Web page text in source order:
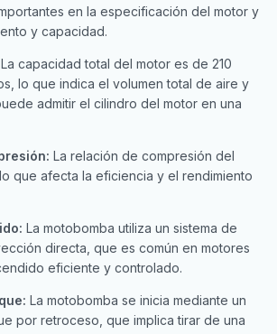
en la especificación del motor y
y capacidad.
La capacidad total del motor es de 210
lo que indica el volumen total de aire y
admitir el cilindro del motor en una
La relación de compresión del
que afecta la eficiencia y el rendimiento
La motobomba utiliza un sistema de
directa, que es común en motores
eficiente y controlado.
La motobomba se inicia mediante un
por retroceso, que implica tirar de una